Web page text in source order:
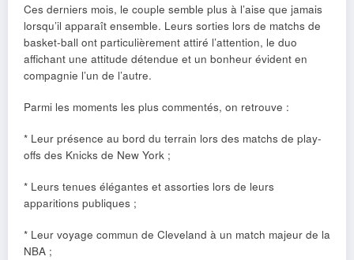
Ces derniers mois, le couple semble plus à l’aise que jamais
lorsqu’il apparaît ensemble. Leurs sorties lors de matchs de
basket-ball ont particulièrement attiré l’attention, le duo
affichant une attitude détendue et un bonheur évident en
compagnie l’un de l’autre.
Parmi les moments les plus commentés, on retrouve :
* Leur présence au bord du terrain lors des matchs de play-
offs des Knicks de New York ;
* Leurs tenues élégantes et assorties lors de leurs
apparitions publiques ;
* Leur voyage commun de Cleveland à un match majeur de la
NBA ;